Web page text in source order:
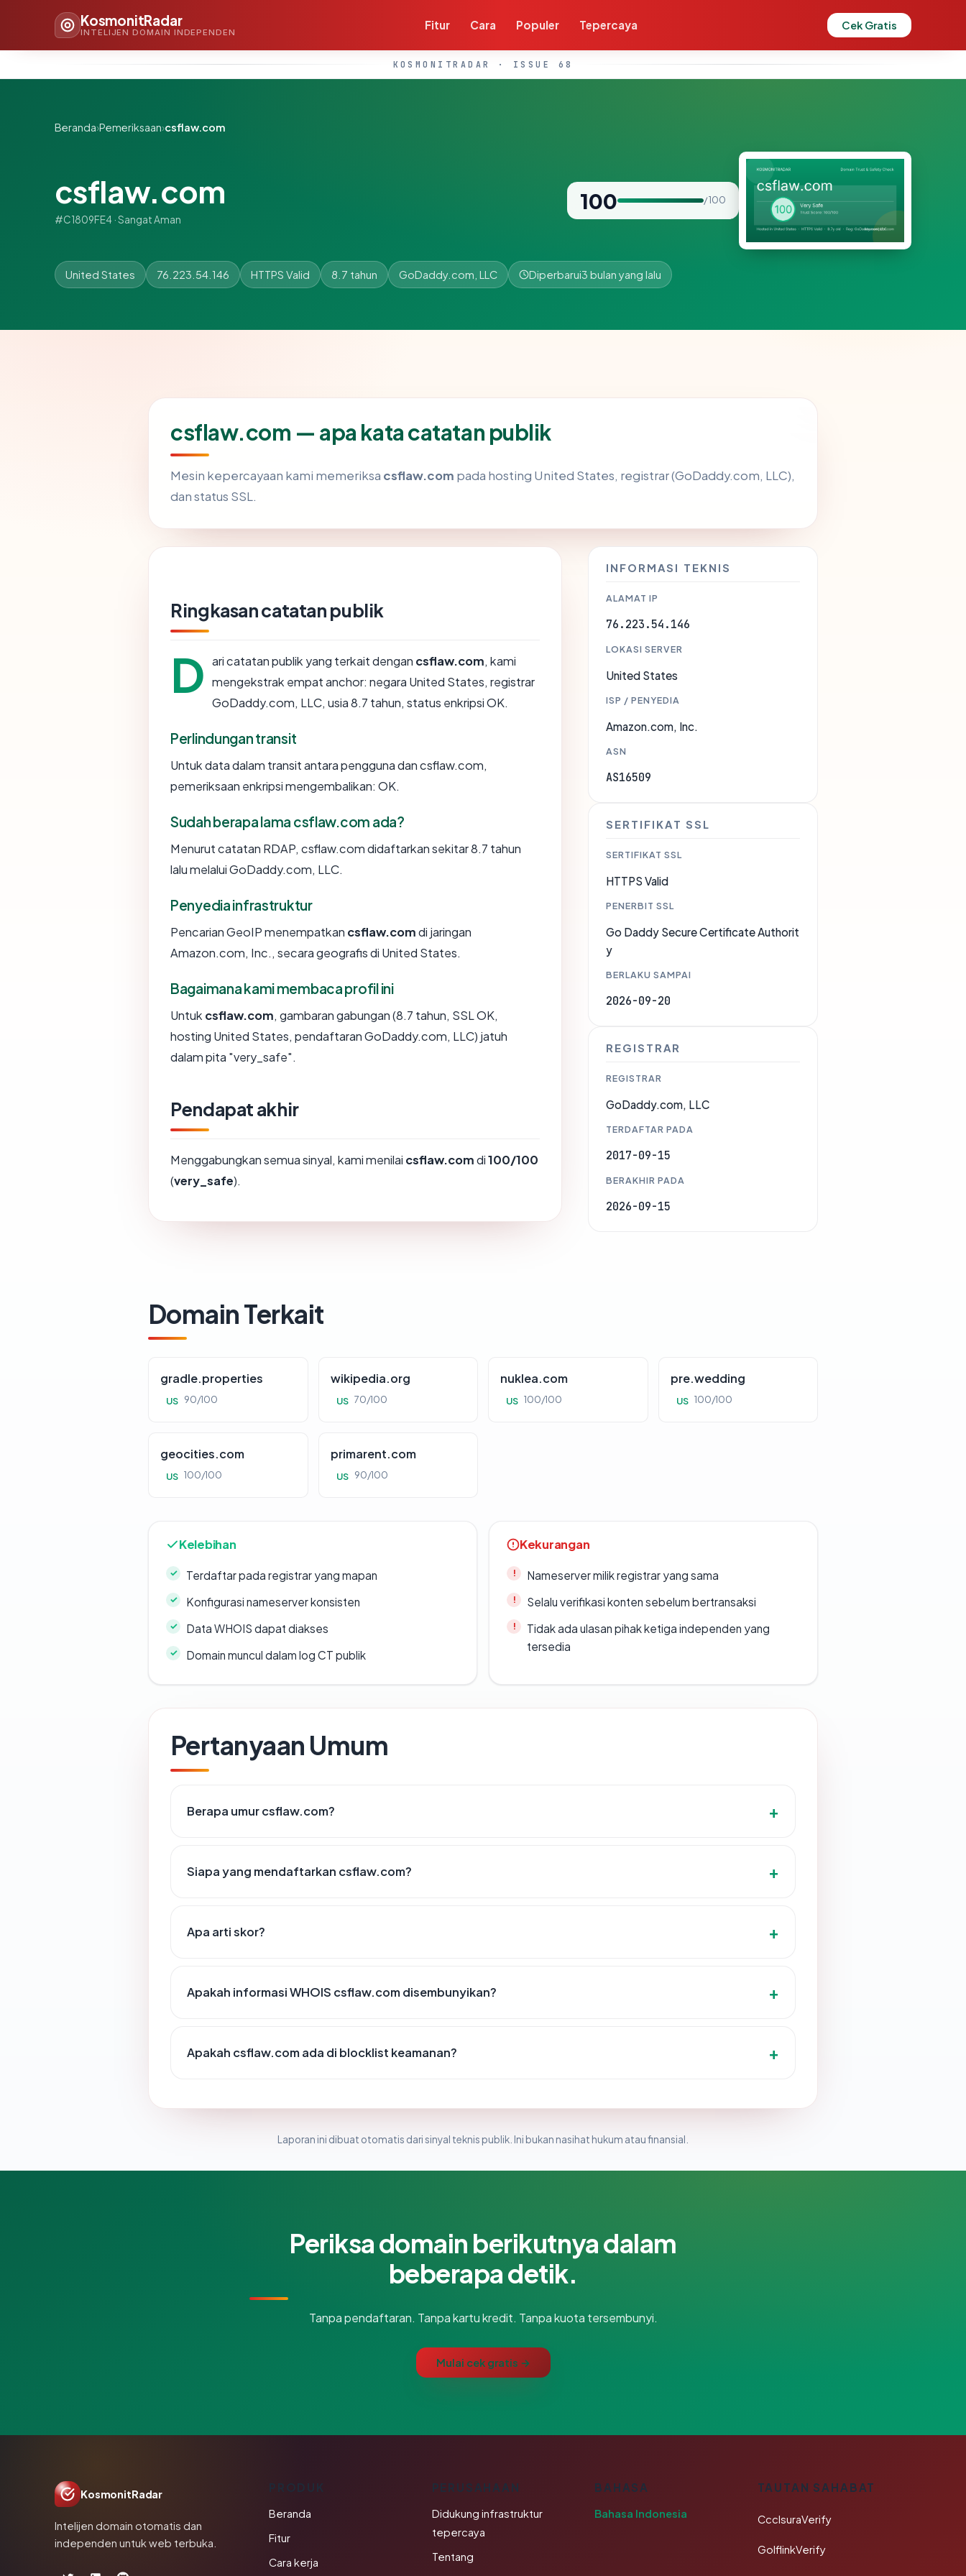
KosmonitRadar
INTELIJEN DOMAIN INDEPENDEN
Fitur Cara Populer Tepercaya Cek Gratis
KOSMONITRADAR · ISSUE 68
Beranda›Pemeriksaan›csflaw.com
csflaw.com
#C1809FE4 · Sangat Aman
100 / 100
United States 76.223.54.146 HTTPS Valid 8.7 tahun GoDaddy.com, LLC Diperbarui3 bulan yang lalu
csflaw.com — apa kata catatan publik
Mesin kepercayaan kami memeriksa csflaw.com pada hosting United States, registrar (GoDaddy.com, LLC),
dan status SSL.
Ringkasan catatan publik
D ari catatan publik yang terkait dengan csflaw.com, kami
mengekstrak empat anchor: negara United States, registrar
GoDaddy.com, LLC, usia 8.7 tahun, status enkripsi OK.
Perlindungan transit
Untuk data dalam transit antara pengguna dan csflaw.com,
pemeriksaan enkripsi mengembalikan: OK.
Sudah berapa lama csflaw.com ada?
Menurut catatan RDAP, csflaw.com didaftarkan sekitar 8.7 tahun
lalu melalui GoDaddy.com, LLC.
Penyedia infrastruktur
Pencarian GeoIP menempatkan csflaw.comdi jaringan
Amazon.com, Inc., secara geografis di United States.
Bagaimana kami membaca profil ini
Untuk csflaw.com, gambaran gabungan (8.7 tahun, SSL OK,
hosting United States, pendaftaran GoDaddy.com, LLC) jatuh
dalam pita "very_safe".
Pendapat akhir
Menggabungkan semua sinyal, kami menilai csflaw.comdi100/100
(very_safe).
INFORMASI TEKNIS
ALAMAT IP
76.223.54.146
LOKASI SERVER
United States
ISP / PENYEDIA
Amazon.com, Inc.
ASN
AS16509
SERTIFIKAT SSL
SERTIFIKAT SSL
HTTPS Valid
PENERBIT SSL
Go Daddy Secure Certificate Authorit
y
BERLAKU SAMPAI
2026-09-20
REGISTRAR
REGISTRAR
GoDaddy.com, LLC
TERDAFTAR PADA
2017-09-15
BERAKHIR PADA
2026-09-15
Domain Terkait
gradle.properties
US 90/100
wikipedia.org
US 70/100
nuklea.com
US 100/100
pre.wedding
US 100/100
geocities.com
US 100/100
primarent.com
US 90/100
Kelebihan
Terdaftar pada registrar yang mapan
Konfigurasi nameserver konsisten
Data WHOIS dapat diakses
Domain muncul dalam log CT publik
Kekurangan
Nameserver milik registrar yang sama
Selalu verifikasi konten sebelum bertransaksi
Tidak ada ulasan pihak ketiga independen yang
tersedia
Pertanyaan Umum
Berapa umur csflaw.com?
Siapa yang mendaftarkan csflaw.com?
Apa arti skor?
Apakah informasi WHOIS csflaw.com disembunyikan?
Apakah csflaw.com ada di blocklist keamanan?
Laporan ini dibuat otomatis dari sinyal teknis publik. Ini bukan nasihat hukum atau finansial.
Periksa domain berikutnya dalam
beberapa detik.
Tanpa pendaftaran. Tanpa kartu kredit. Tanpa kuota tersembunyi.
Mulai cek gratis →
KosmonitRadar
Intelijen domain otomatis dan
independen untuk web terbuka.
Beranda
Fitur
Cara kerja
PERUSAHAAN
Didukung infrastruktur
tepercaya
Tentang
BAHASA
Bahasa Indonesia
TAUTAN SAHABAT
CcclsuraVerify
GolflinkVerify